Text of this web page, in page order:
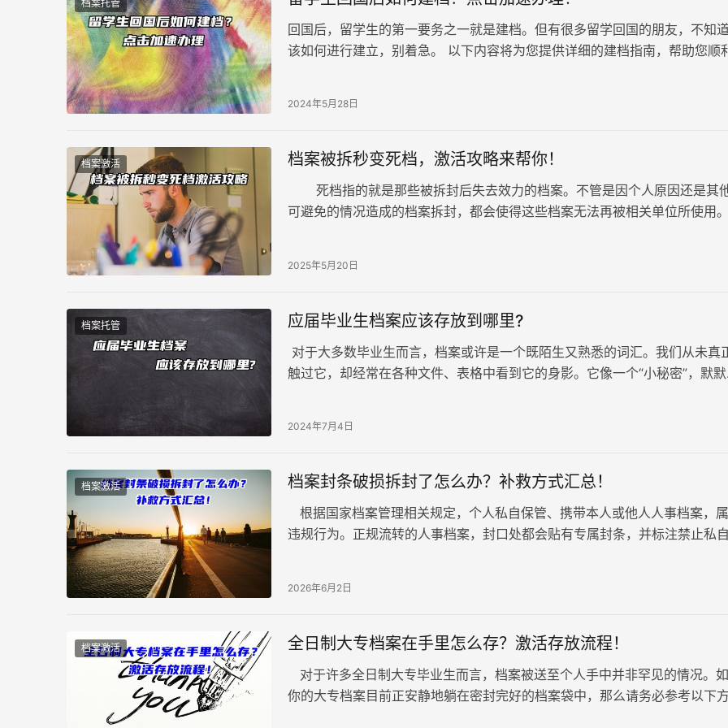
档案托管
回国后，留学生的第一要务之一就是建档。但有很多留学回国的朋友，不知
该如何进行建立，别着急。 以下内容将为您提供详细的建档指南，帮助您顺
2024年5月28日
档案激活 档案被拆秒变死档，激活攻略来帮你！
死档指的就是那些被拆封后失去效力的档案。不管是因个人原因还是其
可避免的情况造成的档案拆封，都会使得这些档案无法再被相关单位所使用
2025年5月20日
档案托管 应届毕业生档案应该存放到哪里?
对于大多数毕业生而言，档案或许是一个既陌生又熟悉的词汇。我们从未真
触过它，却经常在各种文件、表格中看到它的身影。它像一个“小秘密”，默默
2024年7月4日
档案激活 档案封条破损拆封了怎么办？补救方式汇总！
根据国家档案管理相关规定，个人私自保管、携带本人或他人人事档案，
违规行为。正规流转的人事档案，封口处都会贴有专属封条，并标注禁止私
2026年6月2日
档案激活 全日制大专档案在手里怎么存？激活存放流程！
对于许多全日制大专毕业生而言，档案被送至个人手中并非罕见的情况。
你的大专档案目前正安静地躺在密封完好的档案袋中，那么请务必参考以下